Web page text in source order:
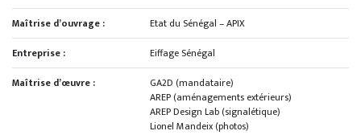
Maîtrise d’ouvrage :
Etat du Sénégal – APIX
Entreprise :
Eiffage Sénégal
Maîtrise d’œuvre :
GA2D (mandataire)
AREP (aménagements extérieurs)
AREP Design Lab (signalétique)
Lionel Mandeix (photos)